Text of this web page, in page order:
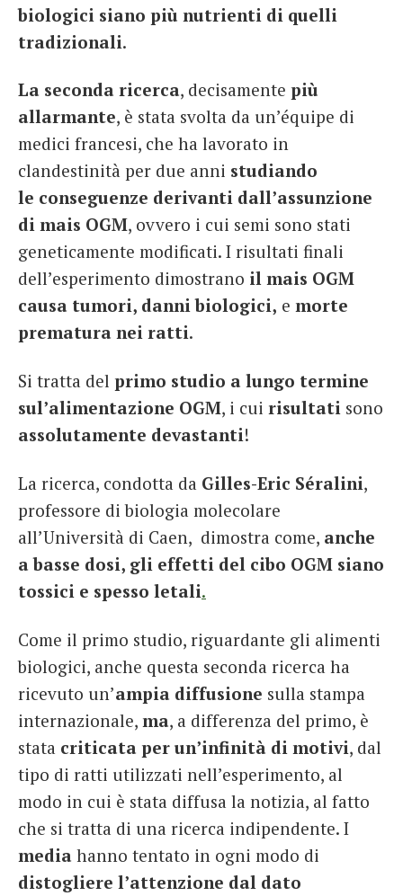
biologici siano più nutrienti di quelli
tradizionali.
La seconda ricerca, decisamente più
allarmante, è stata svolta da un’équipe di
medici francesi, che ha lavorato in
clandestinità per due anni studiando
le conseguenze derivanti dall’assunzione
di mais OGM, ovvero i cui semi sono stati
geneticamente modificati. I risultati finali
dell’esperimento dimostrano il mais OGM
causa tumori, danni biologici, e morte
prematura nei ratti.
Si tratta del primo studio a lungo termine
sul’alimentazione OGM, i cui risultati sono
assolutamente devastanti!
La ricerca, condotta da Gilles-Eric Séralini,
professore di biologia molecolare
all’Università di Caen, dimostra come, anche
a basse dosi, gli effetti del cibo OGM siano
tossici e spesso letali.
Come il primo studio, riguardante gli alimenti
biologici, anche questa seconda ricerca ha
ricevuto un’ampia diffusione sulla stampa
internazionale, ma, a differenza del primo, è
stata criticata per un’infinità di motivi, dal
tipo di ratti utilizzati nell’esperimento, al
modo in cui è stata diffusa la notizia, al fatto
che si tratta di una ricerca indipendente. I
media hanno tentato in ogni modo di
distogliere l’attenzione dal dato